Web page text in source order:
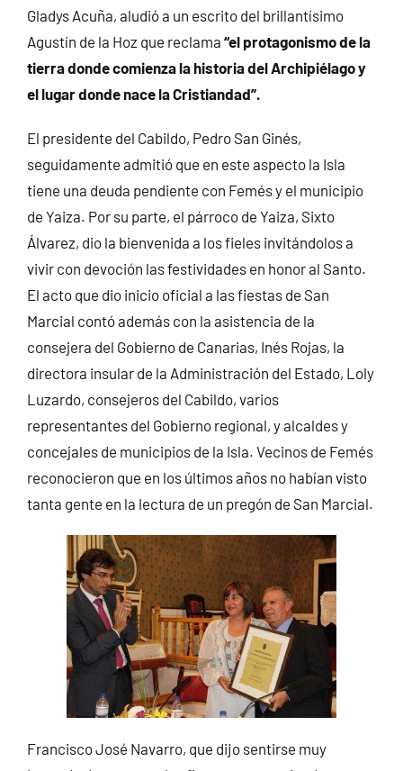
Gladys Acuña, aludió a un escrito del brillantísimo
Agustín de la Hoz que reclama “el protagonismo de la
tierra donde comienza la historia del Archipiélago y
el lugar donde nace la Cristiandad”.
El presidente del Cabildo, Pedro San Ginés,
seguidamente admitió que en este aspecto la Isla
tiene una deuda pendiente con Femés y el municipio
de Yaiza. Por su parte, el párroco de Yaiza, Sixto
Álvarez, dio la bienvenida a los fieles invitándolos a
vivir con devoción las festividades en honor al Santo.
El acto que dio inicio oficial a las fiestas de San
Marcial contó además con la asistencia de la
consejera del Gobierno de Canarias, Inés Rojas, la
directora insular de la Administración del Estado, Loly
Luzardo, consejeros del Cabildo, varios
representantes del Gobierno regional, y alcaldes y
concejales de municipios de la Isla. Vecinos de Femés
reconocieron que en los últimos años no habían visto
tanta gente en la lectura de un pregón de San Marcial.
Francisco José Navarro, que dijo sentirse muy